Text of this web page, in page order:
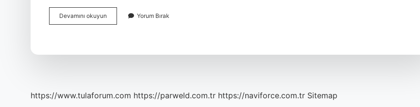
Devamını okuyun Düşünce
Özgürlüğü
Yorum Bırak
https://www.tulaforum.com https://parweld.com.tr https://naviforce.com.tr Sitemap